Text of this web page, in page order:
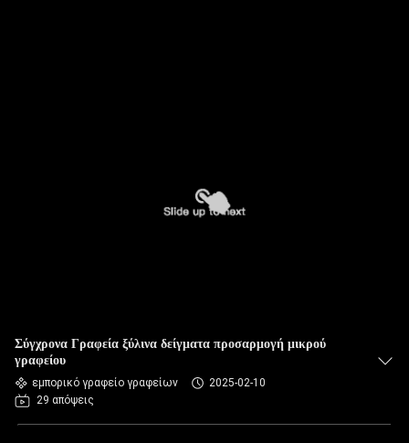
Σύγχρονα Γραφεία ξύλινα δείγματα προσαρμογή μικρού
γραφείου
εμπορικό γραφείο γραφείων
2025-02-10
29 απόψεις